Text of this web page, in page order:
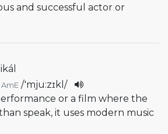
and successful actor or
AmE /'mju:zɪkl /
or a film where the
speak, it uses modern music